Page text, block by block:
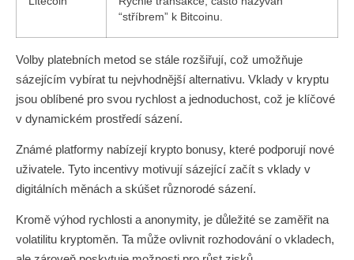
“stříbrem” k Bitcoinu.
Volby platebních metod se stále rozšiřují, což umožňuje
sázejícím vybírat tu nejvhodnější alternativu. Vklady v kryptu
jsou oblíbené pro svou rychlost a jednoduchost, což je klíčové
v dynamickém prostředí sázení.
Známé platformy nabízejí krypto bonusy, které podporují nové
uživatele. Tyto incentivy motivují sázející začít s vklady v
digitálních měnách a skúšet různorodé sázení.
Kromě výhod rychlosti a anonymity, je důležité se zaměřit na
volatilitu kryptoměn. Ta může ovlivnit rozhodování o vkladech,